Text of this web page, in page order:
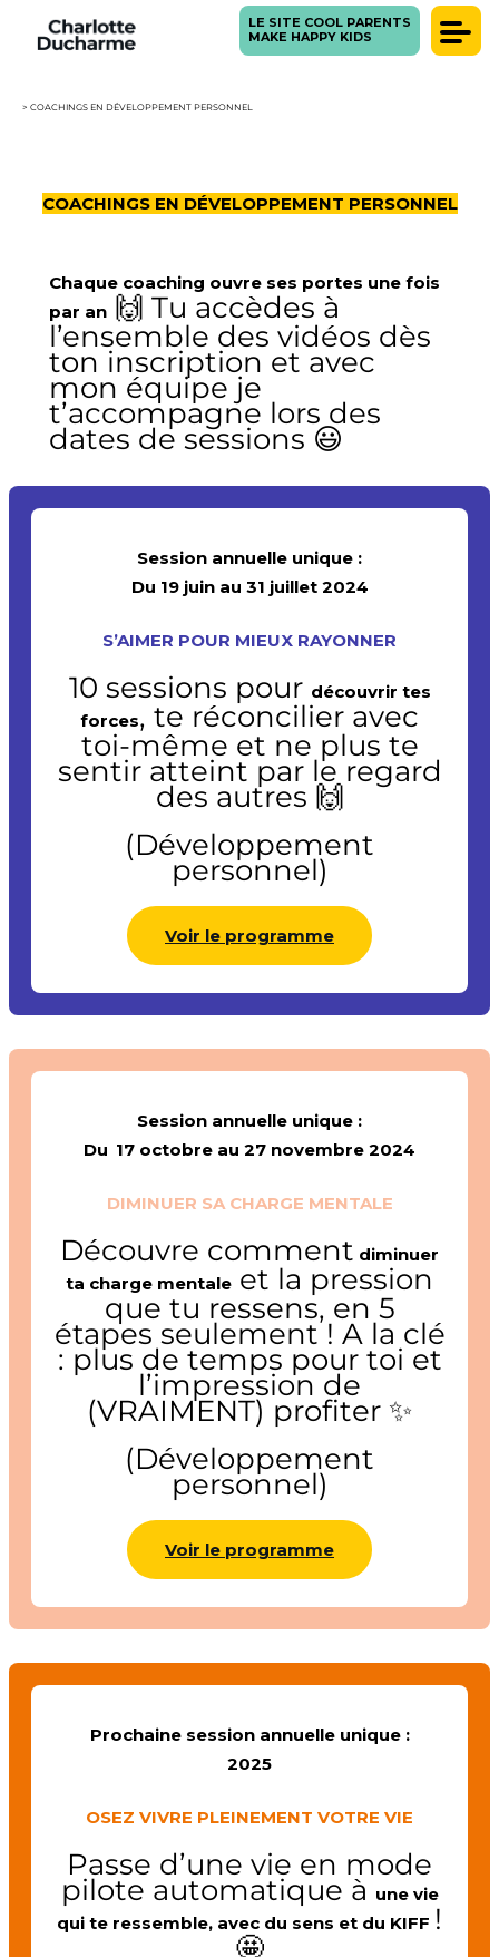
LE SITE COOL PARENTS
MAKE HAPPY KIDS
> COACHINGS EN DÉVELOPPEMENT PERSONNEL
COACHINGS EN DÉVELOPPEMENT PERSONNEL
Chaque coaching ouvre ses portes une fois
par an🙌 Tu accèdes à
l’ensemble des vidéos dès
ton inscription et avec
mon équipe je
t’accompagne lors des
dates de sessions 😃
Session annuelle unique :
Du 19 juin au 31 juillet 2024
S’AIMER POUR MIEUX RAYONNER
10 sessions pour découvrir tes
forces, te réconcilier avec
toi-même et ne plus te
sentir atteint par le regard
des autres 🙌
(Développement
personnel)
Voir le programme
Session annuelle unique :
Du 17 octobre au 27 novembre 2024
DIMINUER SA CHARGE MENTALE
Découvre comment diminuer
ta charge mentale et la pression
que tu ressens, en 5
étapes seulement ! A la clé
: plus de temps pour toi et
l’impression de
(VRAIMENT) profiter ✨
(Développement
personnel)
Voir le programme
Prochaine session annuelle unique :
2025
OSEZ VIVRE PLEINEMENT VOTRE VIE
Passe d’une vie en mode
pilote automatique à une vie
qui te ressemble, avec du sens et du KIFF !
🤩